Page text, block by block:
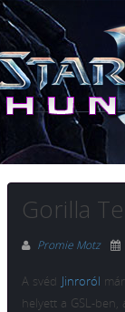
Gorilla
Promie Motz
A svéd Jinroról
helyett a GSL-